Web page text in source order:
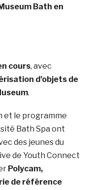
Bath en
cours, avec
d’objets de
.
et le programme
Bath Spa ont
des jeunes du
de Youth Connect
Polycam,
de référence